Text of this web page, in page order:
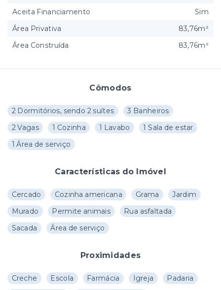
Cômodos
2 Dormitórios, sendo 2 suítes
3 Banheiros
2 Vagas
1 Cozinha 1 Lavabo
1 Sala de estar
1 Área de serviço
Características do Imóvel
Cercado Cozinha americana Grama
Jardim
Murado
Permite animais
Rua asfaltada
Sacada
Área de serviço
Proximidades
Creche Escola Farmácia Igreja
Padaria
Aceita Financiamento
Sim
Área Privativa
83,76m²
Área Construída
83,76m²